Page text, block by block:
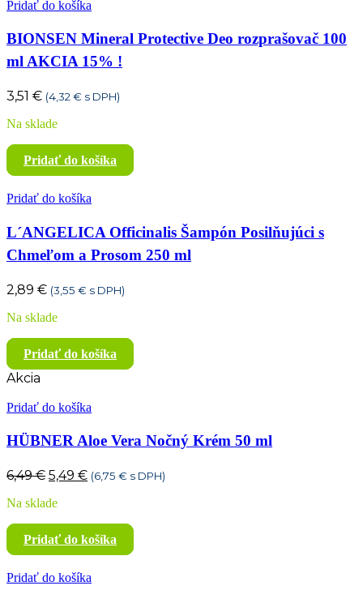
Pridať do košíka
BIONSEN Mineral Protective Deo rozprašovač 100
ml AKCIA 15% !
3,51 € (4,32 € s DPH)
Na sklade
Pridať do košíka
Pridať do košíka
L´ANGELICA Officinalis Šampón Posilňujúci s
Chmeľom a Prosom 250 ml
2,89 € (3,55 € s DPH)
Na sklade
Pridať do košíka
Akcia
Pridať do košíka
HÜBNER Aloe Vera Nočný Krém 50 ml
6,49€ Pôvodná
bola:
6,49 €.
5,49 €Aktuálna
5,49 €.
(6,75 € s DPH)
Na sklade
Pridať do košíka
Pridať do košíka